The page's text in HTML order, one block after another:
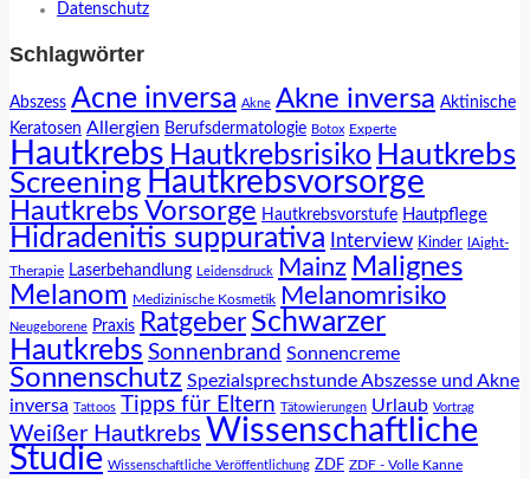
Datenschutz
Schlagwörter
Abszess Acne inversa Akne Akne inversa Aktinische
Keratosen Allergien Berufsdermatologie Botox Experte
Hautkrebs Hautkrebsrisiko Hautkrebs
Screening Hautkrebsvorsorge
Hautkrebs Vorsorge Hautkrebsvorstufe Hautpflege
Hidradenitis suppurativa Interview Kinder lAight-
Therapie Laserbehandlung Leidensdruck Mainz Malignes
Melanom Medizinische Kosmetik Melanomrisiko
Neugeborene Praxis Ratgeber Schwarzer
Hautkrebs Sonnenbrand Sonnencreme
Sonnenschutz Spezialsprechstunde Abszesse und Akne
inversa
Tattoos Tipps für Eltern Tätowierungen Urlaub Vortrag
Weißer Hautkrebs Wissenschaftliche
Studie Wissenschaftliche Veröffentlichung ZDF ZDF - Volle Kanne